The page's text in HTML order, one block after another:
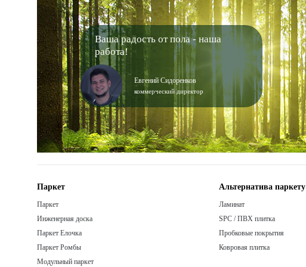
Ваша радость от пола - наша
работа!
Евгений Сидоренков
коммерческий директор
Паркет
Паркет
Инженерная доска
Паркет Елочка
Паркет Ромбы
Модульный паркет
Альтернатива паркету
Ламинат
SPC / ПВХ плитка
Пробковые покрытия
Ковровая плитка